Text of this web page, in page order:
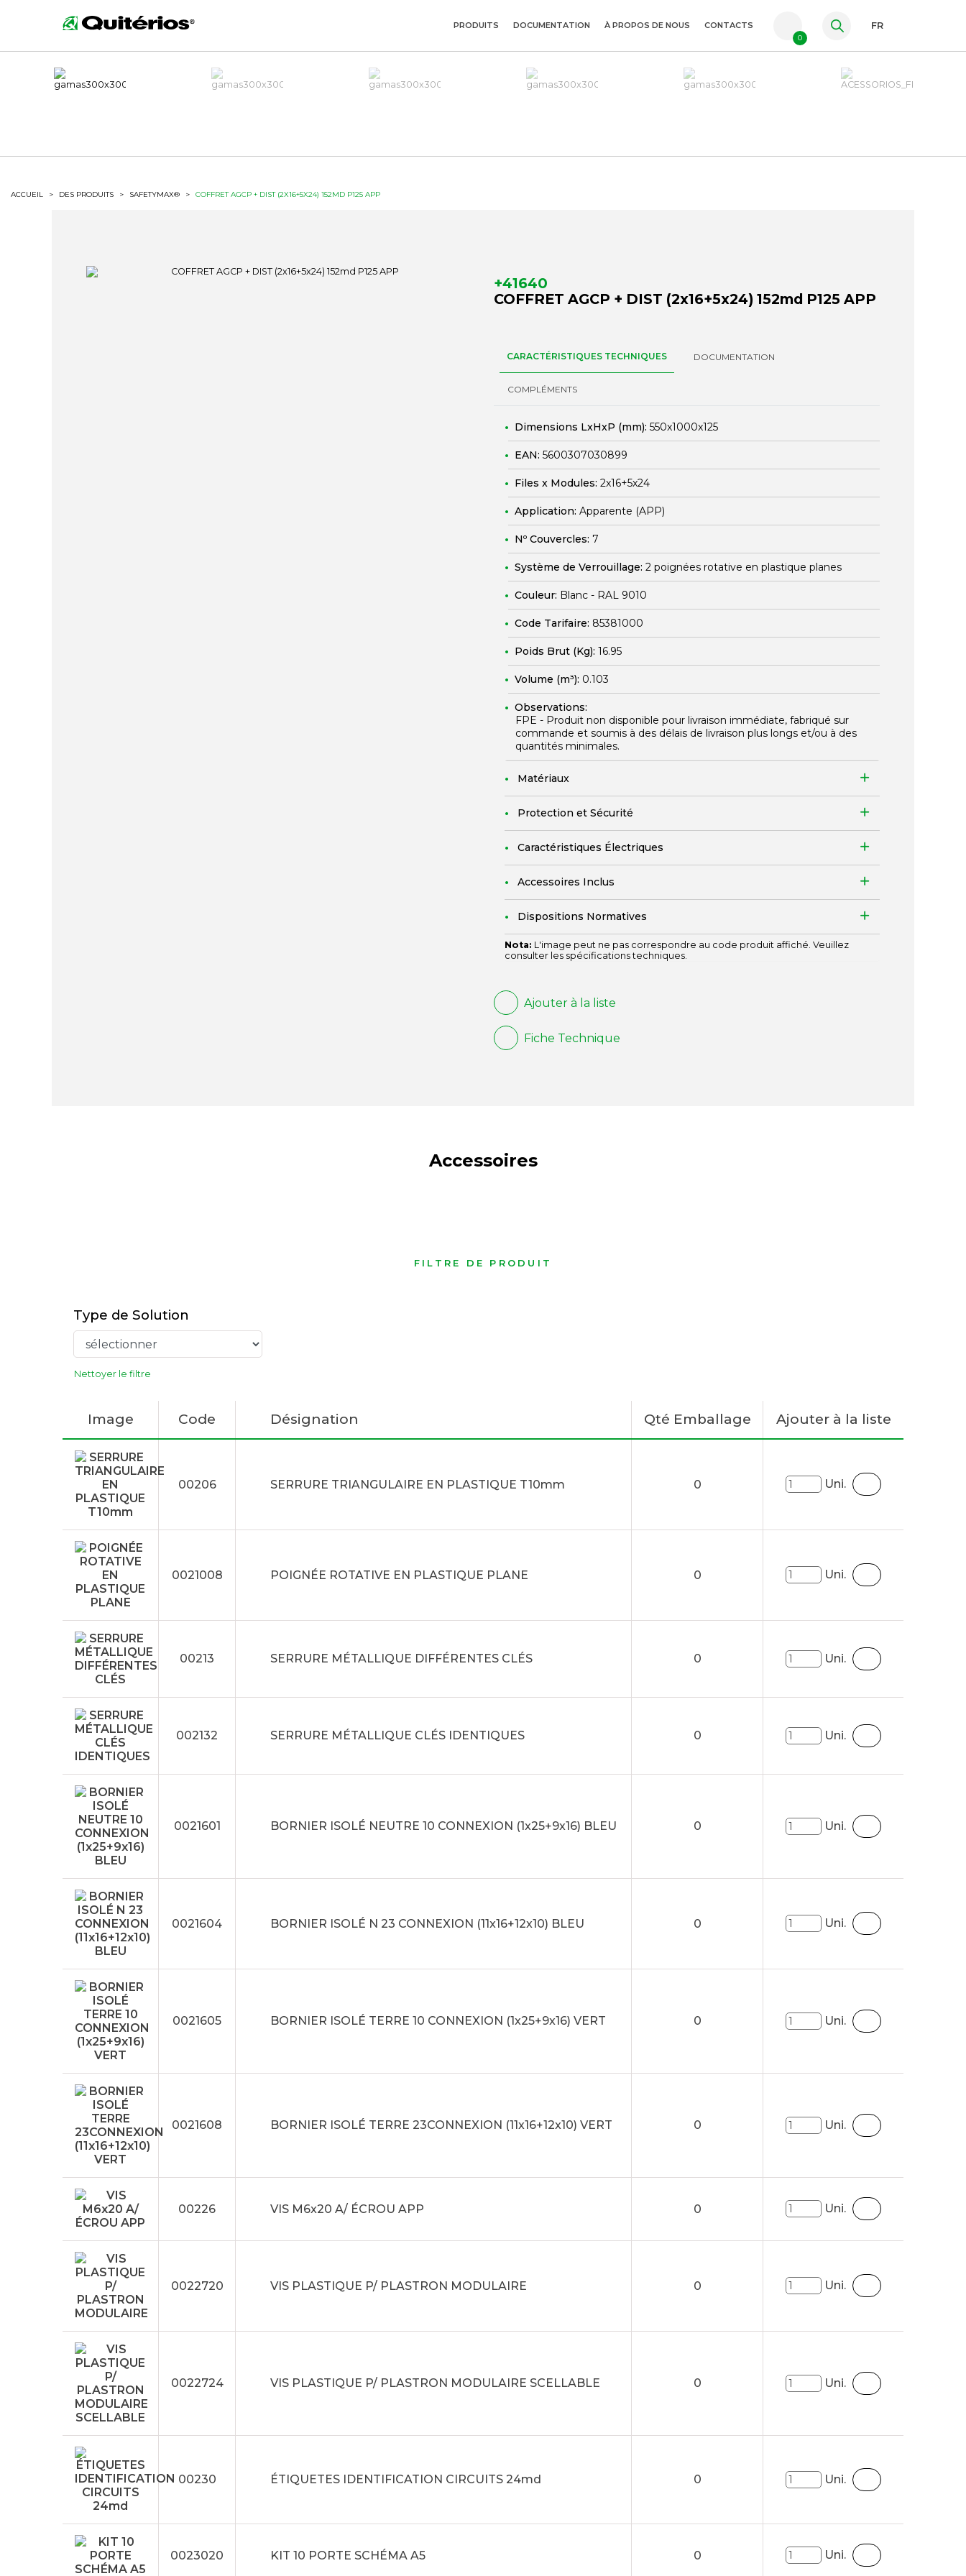
ES
PRODUITS DOCUMENTATION À PROPOS DE NOUS CONTACTS
0
FR
ACCUEIL > DES PRODUITS > SAFETYMAX® > COFFRET AGCP + DIST (2X16+5X24) 152MD P125 APP
+41640
COFFRET AGCP + DIST (2x16+5x24) 152md P125 APP
CARACTÉRISTIQUES TECHNIQUES DOCUMENTATION
COMPLÉMENTS
Dimensions LxHxP (mm): 550x1000x125
EAN: 5600307030899
Files x Modules: 2x16+5x24
Application: Apparente (APP)
Nº Couvercles: 7
Système de Verrouillage: 2 poignées rotative en plastique planes
Couleur: Blanc - RAL 9010
Code Tarifaire: 85381000
Poids Brut (Kg): 16.95
Volume (m³): 0.103
Observations:
FPE - Produit non disponible pour livraison immédiate, fabriqué sur
commande et soumis à des délais de livraison plus longs et/ou à des
quantités minimales.
Matériaux
Protection et Sécurité
Caractéristiques Électriques
Accessoires Inclus
Dispositions Normatives
Nota: L'image peut ne pas correspondre au code produit affiché. Veuillez
consulter les spécifications techniques.
Ajouter à la liste
Fiche Technique
Accessoires
FILTRE DE PRODUIT
Type de Solution
Nettoyer le filtre
Image Code Désignation Qté Emballage Ajouter à la liste
00206 SERRURE TRIANGULAIRE EN PLASTIQUE T10mm 0 Uni.
0021008 POIGNÉE ROTATIVE EN PLASTIQUE PLANE 0 Uni.
00213 SERRURE MÉTALLIQUE DIFFÉRENTES CLÉS 0 Uni.
002132 SERRURE MÉTALLIQUE CLÉS IDENTIQUES 0 Uni.
0021601 BORNIER ISOLÉ NEUTRE 10 CONNEXION (1x25+9x16) BLEU 0 Uni.
0021604 BORNIER ISOLÉ N 23 CONNEXION (11x16+12x10) BLEU 0 Uni.
0021605 BORNIER ISOLÉ TERRE 10 CONNEXION (1x25+9x16) VERT 0 Uni.
0021608 BORNIER ISOLÉ TERRE 23CONNEXION (11x16+12x10) VERT 0 Uni.
00226 VIS M6x20 A/ ÉCROU APP 0 Uni.
0022720 VIS PLASTIQUE P/ PLASTRON MODULAIRE 0 Uni.
0022724 VIS PLASTIQUE P/ PLASTRON MODULAIRE SCELLABLE 0 Uni.
00230 ÉTIQUETES IDENTIFICATION CIRCUITS 24md 0 Uni.
0023020 KIT 10 PORTE SCHÉMA A5 0 Uni.